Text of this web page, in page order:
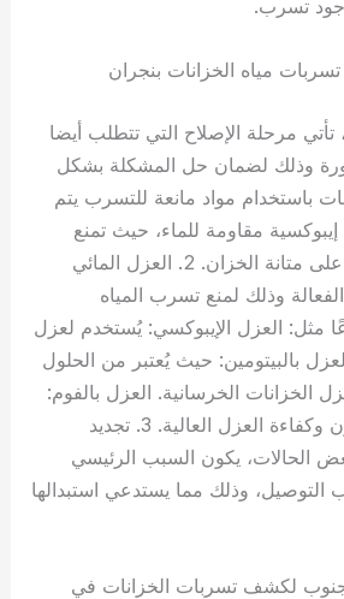
تسرب.
مياه الخزانات بنجران
مرحلة الإصلاح التي تتطلب أيضا
وذلك لضمان حل المشكلة بشكل
باستخدام مواد مانعة للتسرب يتم
مقاومة للماء، حيث تمنع
خروج المياه وتحافظ على متانة الخزان. 2. العزل المائي
وذلك لمنع تسرب المياه
مثل: العزل الإيبوكسي: يُستخدم لعزل
بالبيتومين: حيث يُعتبر من الحلول
الخزانات الخرسانية. العزل بالفوم:
كذلك يتميز بخفة الوزن وكفاءة العزل العالية. 3. تجديد
الحالات، يكون السبب الرئيسي
التوصيل، وذلك مما يستدعي استبدالها
لكشف تسربات الخزانات في